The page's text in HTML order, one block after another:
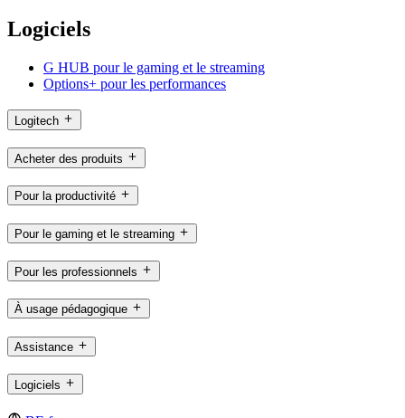
Logiciels
G HUB pour le gaming et le streaming
Options+ pour les performances
Logitech
Acheter des produits
Pour la productivité
Pour le gaming et le streaming
Pour les professionnels
À usage pédagogique
Assistance
Logiciels